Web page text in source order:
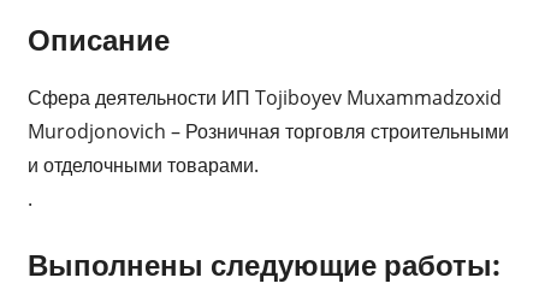
Описание
Сфера деятельности ИП Tojiboyev Muxammadzoxid
Murodjonovich – Розничная торговля строительными
и отделочными товарами.
.
Выполнены следующие работы: